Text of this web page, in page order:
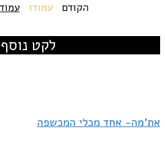
הקודם עמוד1 עמוד
לקט נוסף
את'מה- אחד מכלי המכשפה